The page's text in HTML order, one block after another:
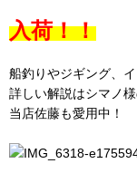
入荷！！
船釣りやジギング、
詳しい解説はシマノ
当店佐藤も愛用中！